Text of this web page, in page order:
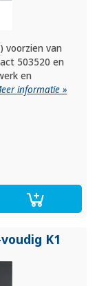
voorzien van
503520 en
en
informatie »
K1